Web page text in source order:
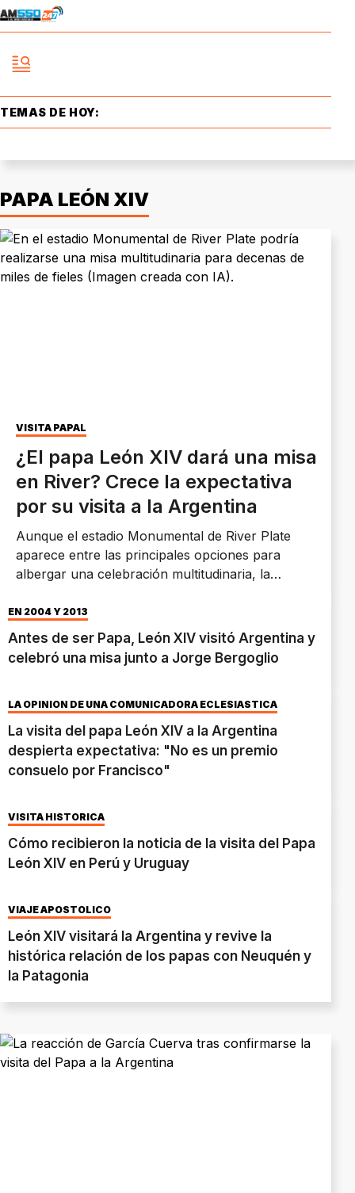
TEMAS DE HOY:
PAPA LEÓN XIV
VISITA PAPAL
¿El papa León XIV dará una misa
en River? Crece la expectativa
por su visita a la Argentina
Aunque el estadio Monumental de River Plate
aparece entre las principales opciones para
albergar una celebración multitudinaria, la
coordinación con las autoridades nacionales.
EN 2004 Y 2013
Antes de ser Papa, León XIV visitó Argentina y
celebró una misa junto a Jorge Bergoglio
LA OPINIÓN DE UNA COMUNICADORA ECLESIÁSTICA
La visita del papa León XIV a la Argentina
despierta expectativa: "No es un premio
consuelo por Francisco"
VISITA HISTÓRICA
Cómo recibieron la noticia de la visita del Papa
León XIV en Perú y Uruguay
VIAJE APOSTÓLICO
León XIV visitará la Argentina y revive la
histórica relación de los papas con Neuquén y
la Patagonia